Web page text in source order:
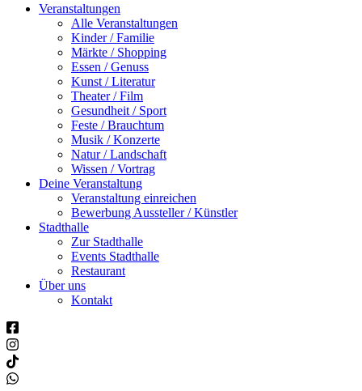
Veranstaltungen
Alle Veranstaltungen
Kinder / Familie
Märkte / Shopping
Essen / Genuss
Kunst / Literatur
Theater / Film
Gesundheit / Sport
Feste / Brauchtum
Musik / Konzerte
Natur / Landschaft
Wissen / Vortrag
Deine Veranstaltung
Veranstaltung einreichen
Bewerbung Aussteller / Künstler
Stadthalle
Zur Stadthalle
Events Stadthalle
Restaurant
Über uns
Kontakt